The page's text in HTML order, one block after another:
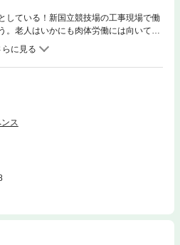
している！新国立競技場の工事現場で働
。老人はいかにも肉体労働には向いてお
を去る直前、翌日の競馬の大穴馬券を中
た直後、工事現場では爆破事件が起こ
万円の現金を手にした中谷の前に、
予測システム「エアー」の代理人とし
して、完璧な市場予測を可能にするシ
グデータと結びつくことで、国家の予算
ねる中谷だったが、「エアー」供与する
域を経済自由区として、自分たちに運営
のだった。 現代日本が直面する難題を
ルで描く近未来経済サスペンス小説。
ス